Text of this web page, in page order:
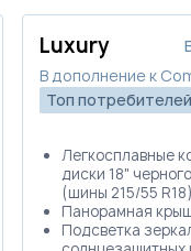
Luxury
В дополнение к
Топ потребителей
Легкосплавные
диски 18"
(шины 215/55
Панорамная
Подсветка